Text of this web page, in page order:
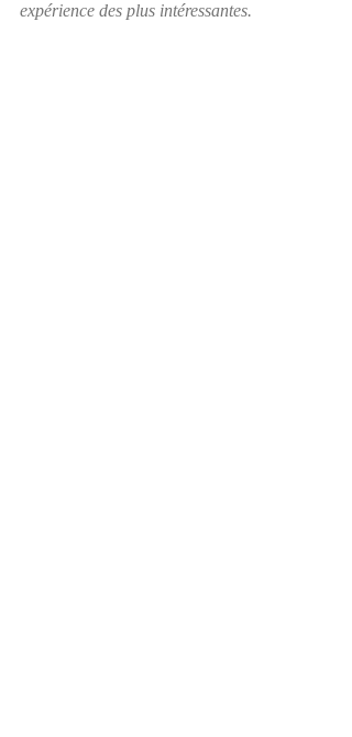
expérience des plus intéressantes.